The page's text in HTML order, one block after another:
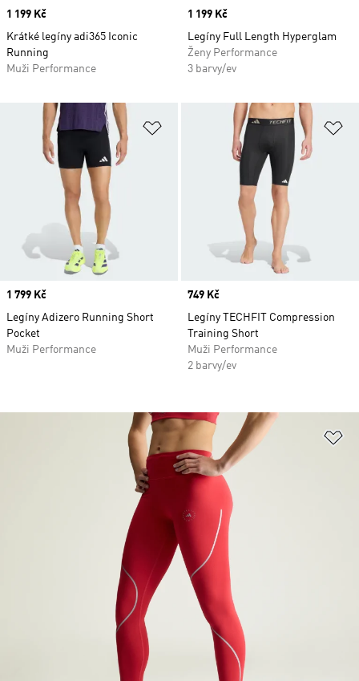
Price
1 199 Kč
Krátké legíny adi365 Iconic
Running
Muži Performance
Price
1 199 Kč
Legíny Full Length Hyperglam
Ženy Performance
3 barvy/ev
Přidat do seznamu přání
Price
1 799 Kč
Legíny Adizero Running Short
Pocket
Muži Performance
Price
749 Kč
Legíny TECHFIT Compression
Training Short
Muži Performance
2 barvy/ev